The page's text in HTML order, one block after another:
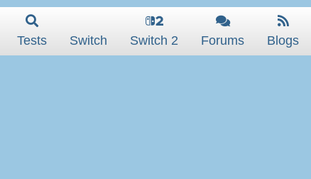
Tests Switch Switch 2 Forums Blogs